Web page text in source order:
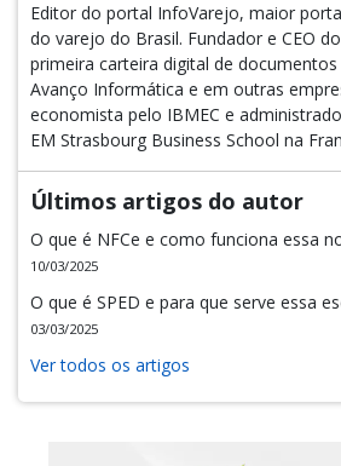
Editor do portal InfoVarejo, maior
do varejo do Brasil. Fundador e CEO
primeira carteira digital de
Avanço Informática e em outras
economista pelo IBMEC e
EM Strasbourg Business School na
Últimos artigos do autor
O que é NFCe e como funciona essa
10/03/2025
O que é SPED e para que serve essa
03/03/2025
Ver todos os artigos